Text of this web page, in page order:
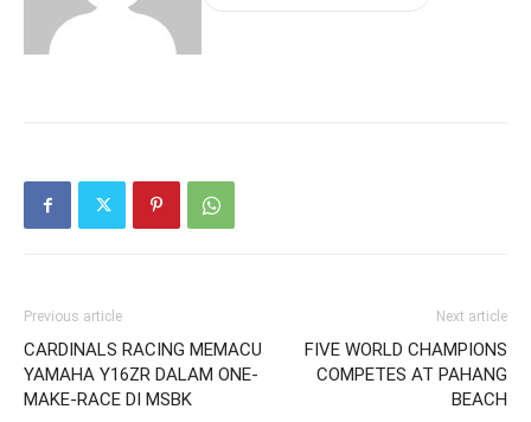
Previous article
CARDINALS RACING MEMACU
YAMAHA Y16ZR DALAM ONE-
MAKE-RACE DI MSBK
Next article
FIVE WORLD CHAMPIONS
COMPETES AT PAHANG
BEACH